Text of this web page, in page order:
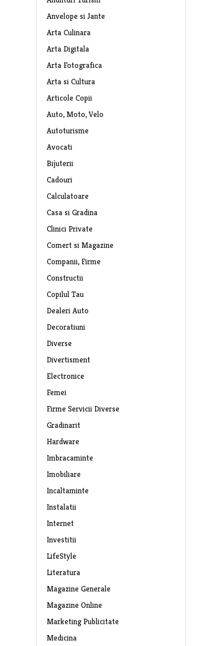
Anvelope si Jante
Arta Culinara
Arta Digitala
Arta Fotografica
Arta si Cultura
Articole Copii
Auto, Moto, Velo
Autoturisme
Avocati
Bijuterii
Cadouri
Calculatoare
Casa si Gradina
Clinici Private
Comert si Magazine
Companii, Firme
Constructii
Copilul Tau
Dealeri Auto
Decoratiuni
Diverse
Divertisment
Electronice
Femei
Firme Servicii Diverse
Gradinarit
Hardware
Imbracaminte
Imobiliare
Incaltaminte
Instalatii
Internet
Investitii
LifeStyle
Literatura
Magazine Generale
Magazine Online
Marketing Publicitate
Medicina